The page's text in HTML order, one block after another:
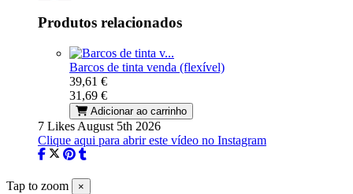
Produtos relacionados
Barcos de tinta venda (flexível)
39,61 €
31,69 €
Adicionar ao carrinho
7 Likes August 5th 2026
Clique aqui para abrir este vídeo no Instagram
Tap to zoom ×